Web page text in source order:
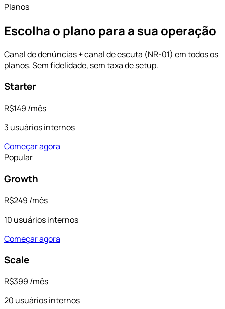
Planos
Escolha o plano para a sua operação
Canal de denúncias + canal de escuta (NR-01) em todos os
planos. Sem fidelidade, sem taxa de setup.
Starter
R$149 /mês
3 usuários internos
Começar agora
Popular
Growth
R$249 /mês
10 usuários internos
Começar agora
Scale
R$399 /mês
20 usuários internos